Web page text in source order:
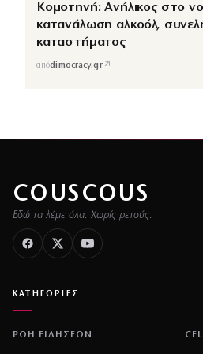
Κομοτηνή: Ανήλικος στο
κατανάλωση αλκοόλ,
καταστήματος
απόdimocracy.gr↗
COUSCOUS
Εδώ τα λέμε όλα. Χωρίς ρετούς.
ΚΑΤΗΓΟΡΙΕΣ
ΡΟΗ ΕΙΔΗΣΕΩΝ